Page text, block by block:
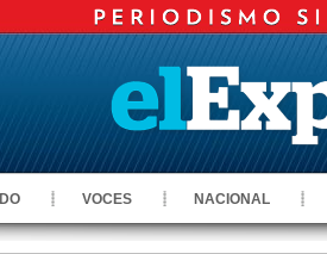
VOCES NACIONAL